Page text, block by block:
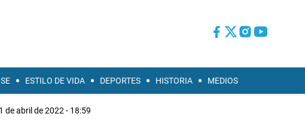
ESTILO DE VIDA DEPORTES HISTORIA MEDIOS
1 de abril de 2022 - 18:59